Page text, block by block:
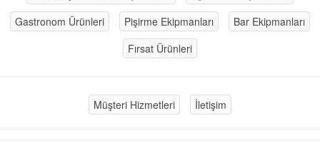
Gastronom Ürünleri
Pişirme Ekipmanları
Bar Ekipmanları
Fırsat Ürünleri
Müşteri Hizmetleri İletişim